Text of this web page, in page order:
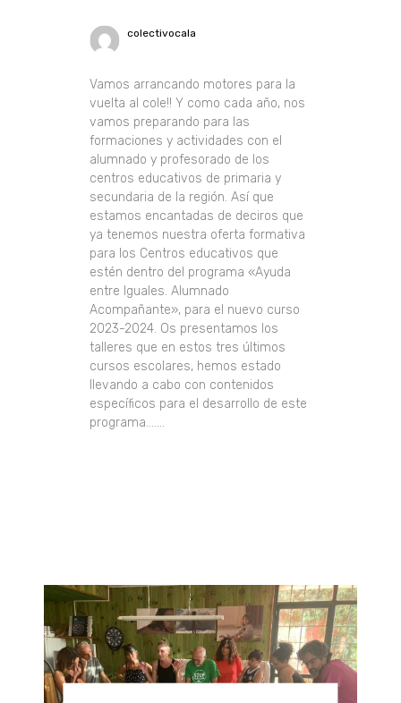
colectivocala
Vamos arrancando motores para la
vuelta al cole!! Y como cada año, nos
vamos preparando para las
formaciones y actividades con el
alumnado y profesorado de los
centros educativos de primaria y
secundaria de la región. Así que
estamos encantadas de deciros que
ya tenemos nuestra oferta formativa
para los Centros educativos que
estén dentro del programa «Ayuda
entre Iguales. Alumnado
Acompañante», para el nuevo curso
2023-2024. Os presentamos los
talleres que en estos tres últimos
cursos escolares, hemos estado
llevando a cabo con contenidos
específicos para el desarrollo de este
programa.......